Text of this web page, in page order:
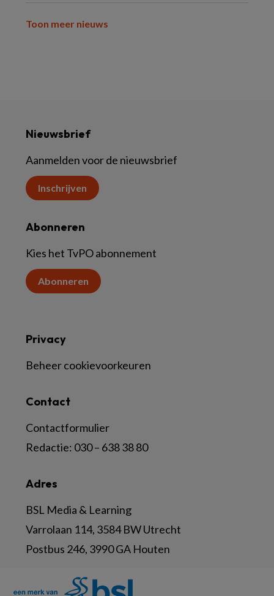
Toon meer nieuws
Nieuwsbrief
Aanmelden voor de nieuwsbrief
Inschrijven
Abonneren
Kies het TvPO abonnement
Abonneren
Adres
BSL Media & Learning
Varrolaan 114, 3584 BW Utrecht
Postbus 246, 3990 GA Houten
Contact
Contactformulier
Redactie: 030 – 638 38 80
Privacy
Beheer cookievoorkeuren